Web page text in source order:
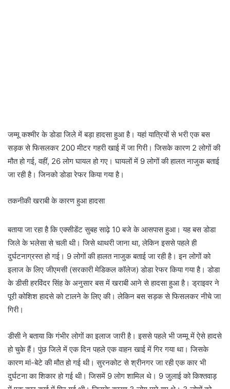
जम्मू कश्मीर के डोडा जिले में बड़ा हादसा हुआ है। यहां यात्रियों से भरी एक बस
सड़क से फिसलकर 200 मीटर गहरी खाई में जा गिरी। जिसके कारण 2 लोगों की
मौत हो गई, वहीं, 26 लोग घायल हो गए। घायलों में 9 लोगों की हालत नाजुक बताई
जा रही है। जिनको डोडा रेफर किया गया है।
तकनीकी खराबी के कारण हुआ हादसा
बताया जा रहा है कि एक्सीडेंट सुबह साढ़े 10 बजे के आसपास हुआ। यह बस डोडा
जिले के भलेसा से चली थी। जिसे थाथरी जाना था, लेकिन इससे पहले ही
दुर्घटनाग्रस्त हो गई। 9 लोगों की हालत नाजुक बताई जा रही है। इन लोगों को
इलाज के लिए जीएमसी (सरकारी मेडिकल कॉलेज) डोडा रेफर किया गया है। डोडा
के डीसी हरविंदर सिंह के अनुसार बस में खराबी आने से हादसा हुआ है। ड्राइवर ने
पूरी कोशिश हादसे को टालने के लिए की। लेकिन बस सड़क से फिसलकर नीचे जा
गिरी।
डीसी ने बताया कि गंभीर लोगों का इलाज जारी है। इससे पहले भी जम्मू में ऐसे हादसे
हो चुके हैं। पुंछ जिले में एक दिन पहले एक वाहन खाई में गिर गया था। जिसके
कारण मां-बेटे की मौत हो गई थी। सुरनकोट से श्रीनगर जा रही एक कार भी
दुर्घटना का शिकार हो गई थी। जिसमें 9 लोग शामिल थे। 9 जुलाई को किश्तवाड़